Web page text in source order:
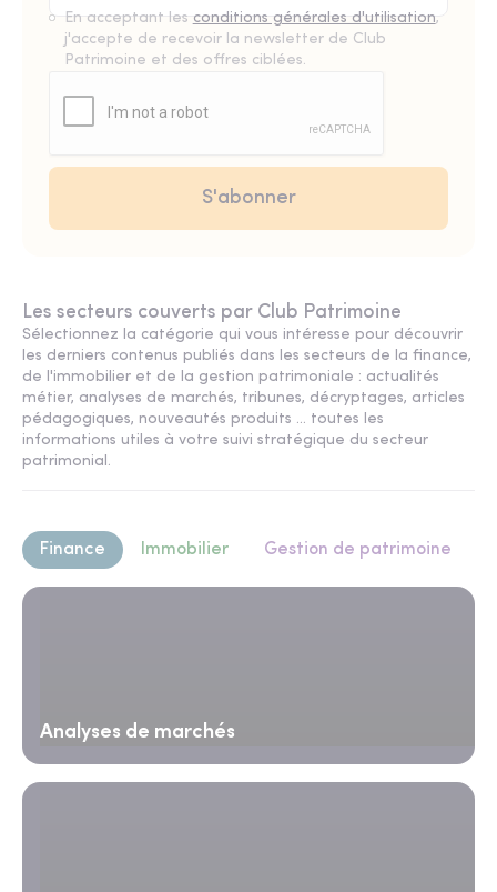
En acceptant les conditions générales d'utilisation,
j'accepte de recevoir la newsletter de Club
Patrimoine et des offres ciblées.
Les secteurs couverts par Club Patrimoine
Sélectionnez la catégorie qui vous intéresse pour découvrir
les derniers contenus publiés dans les secteurs de la finance,
de l'immobilier et de la gestion patrimoniale : actualités
métier, analyses de marchés, tribunes, décryptages, articles
pédagogiques, nouveautés produits ... toutes les
informations utiles à votre suivi stratégique du secteur
patrimonial.
Finance Immobilier Gestion de patrimoine
Analyses de marchés